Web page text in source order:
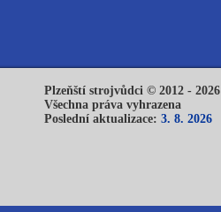
Plzeňští strojvůdci © 2012 - 2026
Všechna práva vyhrazena
Poslední aktualizace: 3. 8. 2026